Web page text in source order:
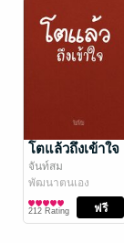
โตแล้วถึงเข้าใจ
จันท์สม
พัฒนาตนเอง
212 Rating